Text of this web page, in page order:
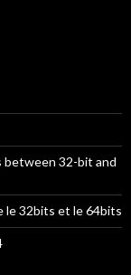
between 32-bit and
le 32bits et le 64bits